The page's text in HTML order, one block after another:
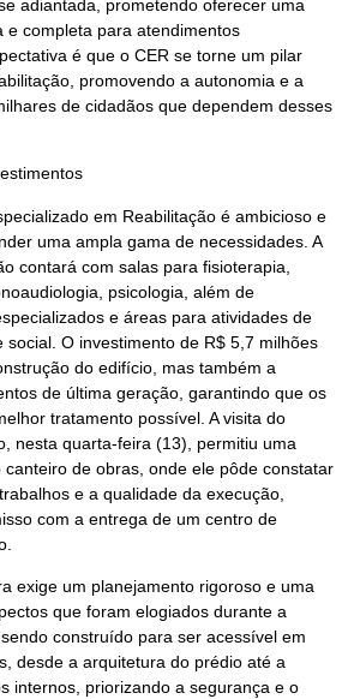
adiantada, prometendo oferecer uma
e completa para atendimentos
é que o CER se torne um pilar
promovendo a autonomia e a
de cidadãos que dependem desses
em Reabilitação é ambicioso e
uma ampla gama de necessidades. A
contará com salas para fisioterapia,
psicologia, além de
e áreas para atividades de
social. O investimento de R$ 5,7 milhões
do edifício, mas também a
de última geração, garantindo que os
tratamento possível. A visita do
nesta quarta-feira (13), permitiu uma
canteiro de obras, onde ele pôde constatar
e a qualidade da execução,
com a entrega de um centro de
exige um planejamento rigoroso e uma
que foram elogiados durante a
construído para ser acessível em
desde a arquitetura do prédio até a
internos, priorizando a segurança e o